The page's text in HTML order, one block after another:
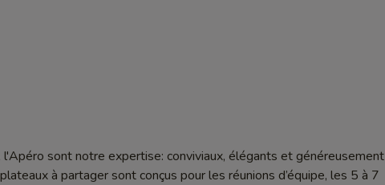
sont notre expertise: conviviaux, élégants et généreusement
à partager sont conçus pour les réunions d’équipe, les 5 à 7